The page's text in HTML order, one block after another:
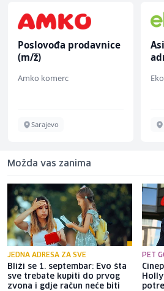
Poslovođa prodavnice
(m/ž)
Amko komerc
Sarajevo
Možda vas zanima
JEDNA ADRESA ZA SVE
Bliži se 1. septembar: Evo šta
sve trebate kupiti do prvog
zvona i gdje račun neće biti
PET